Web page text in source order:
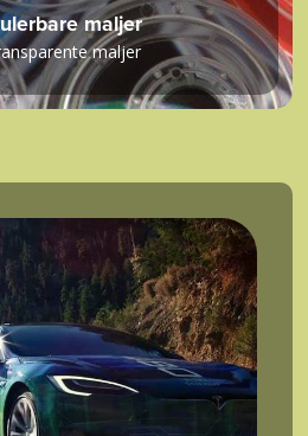
maljer
maljer